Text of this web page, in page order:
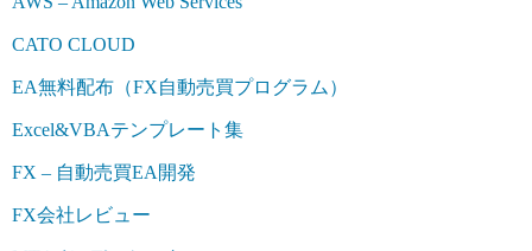
CATO CLOUD
EA無料配布（FX自動売買プログラム）
Excel&VBAテンプレート集
FX – 自動売買EA開発
FX会社レビュー